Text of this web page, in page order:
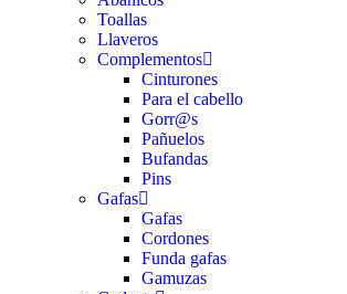
Toallas
Llaveros
Complementos
Cinturones
Para el cabello
Gorr@s
Pañuelos
Bufandas
Pins
Gafas
Gafas
Cordones
Funda gafas
Gamuzas